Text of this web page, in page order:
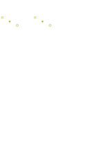
・。゜・。